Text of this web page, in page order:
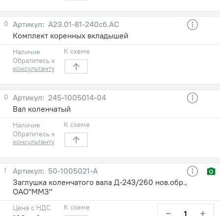
0
А23.01-81-240сб.АС
Комплект коренных вкладышей
Наличие
Обратитесь к
консультанту
К схеме
0
245-1005014-04
Вал коленчатый
Наличие
Обратитесь к
консультанту
К схеме
1
50-1005021-А
Заглушка коленчатого вала Д-243/260 нов.обр.,
ОАО"ММЗ"
Цена с НДС К схеме − +